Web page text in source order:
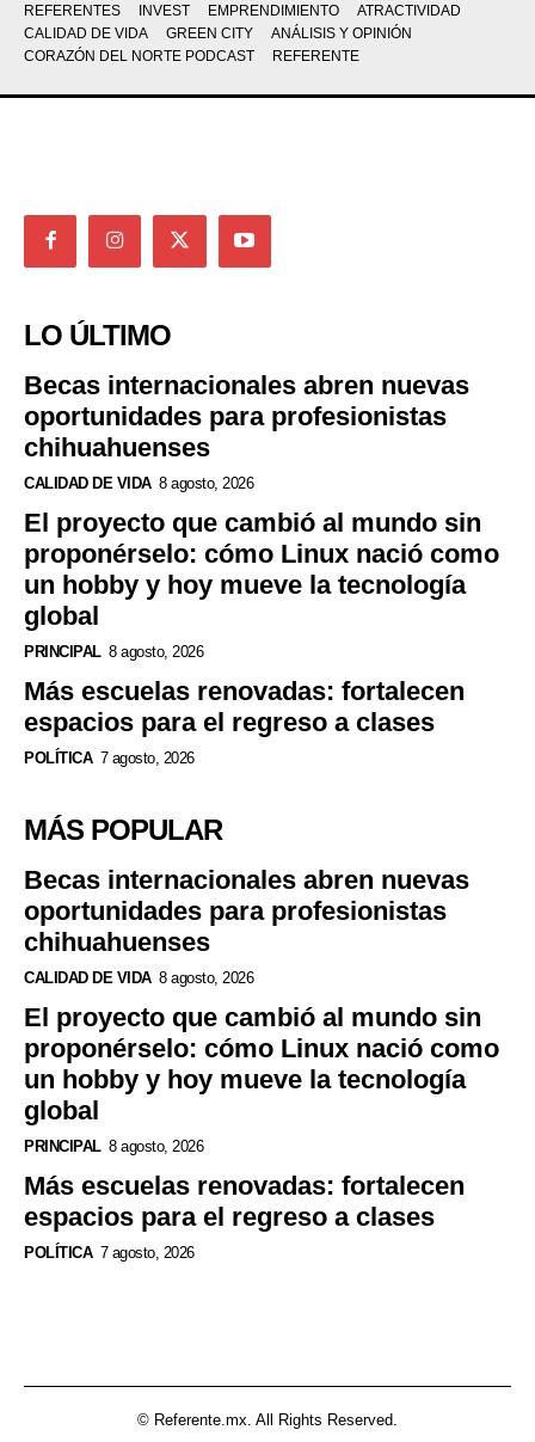
REFERENTES INVEST EMPRENDIMIENTO
ATRACTIVIDAD
CALIDAD DE VIDA
GREEN CITY
ANÁLISIS Y OPINIÓN
CORAZÓN DEL NORTE PODCAST
REFERENTE
LO ÚLTIMO
Becas internacionales abren nuevas
oportunidades para profesionistas
chihuahuenses
CALIDAD DE VIDA 8 agosto, 2026
El proyecto que cambió al mundo sin
proponérselo: cómo Linux nació como
un hobby y hoy mueve la tecnología
global
PRINCIPAL 8 agosto, 2026
Más escuelas renovadas: fortalecen
espacios para el regreso a clases
POLÍTICA 7 agosto, 2026
MÁS POPULAR
Becas internacionales abren nuevas
oportunidades para profesionistas
chihuahuenses
CALIDAD DE VIDA 8 agosto, 2026
El proyecto que cambió al mundo sin
proponérselo: cómo Linux nació como
un hobby y hoy mueve la tecnología
global
PRINCIPAL 8 agosto, 2026
Más escuelas renovadas: fortalecen
espacios para el regreso a clases
POLÍTICA 7 agosto, 2026
© Referente.mx. All Rights Reserved.